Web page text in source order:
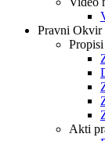
Pravni Okvir
Propisi
Akti